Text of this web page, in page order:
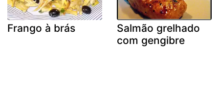
Frango à brás
Salmão grelhado
com gengibre